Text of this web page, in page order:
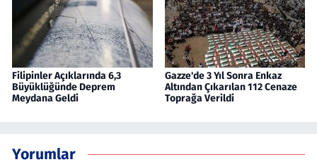
Filipinler Açıklarında 6,3
Büyüklüğünde Deprem
Meydana Geldi
Gazze'de 3 Yıl Sonra Enkaz
Altından Çıkarılan 112 Cenaze
Toprağa Verildi
Yorumlar